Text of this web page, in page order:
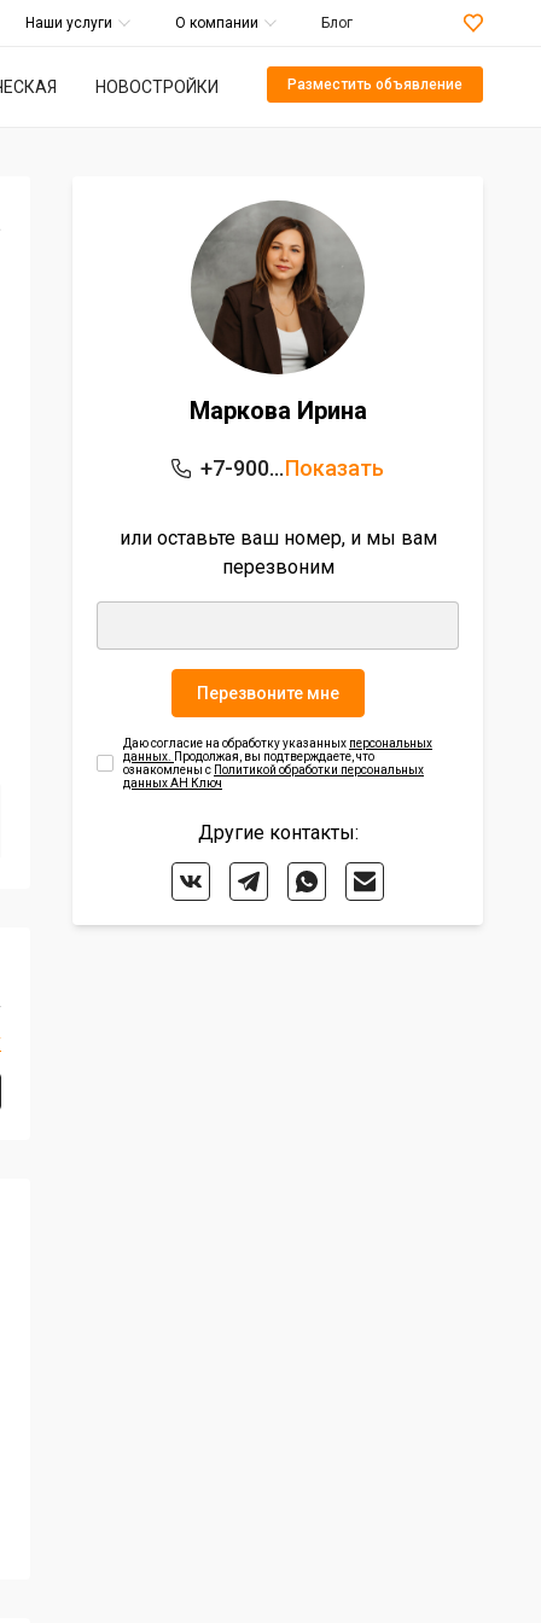
Наши услуги О компании Блог
НОВОСТРОЙКИ Разместить объявление
Маркова Ирина
+7-900-543-45-15Показать
или оставьте ваш номер, и мы вам
перезвоним
Перезвоните мне
Даю согласие на обработку указанных персональных
данных.
Продолжая, вы подтверждаете, что
ознакомлены с Политикой обработки персональных
данных АН Ключ
Другие контакты: